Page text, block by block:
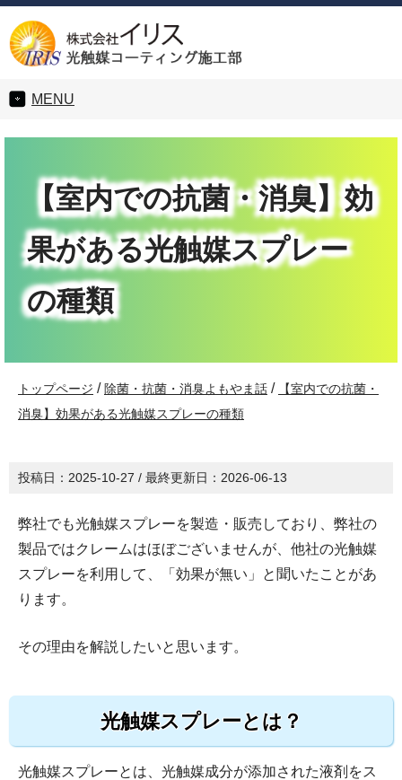
MENU
【室内での抗菌・消臭】効
果がある光触媒スプレー
の種類
トップページ / 除菌・抗菌・消臭よもやま話 /
【室内での抗菌・
消臭】効果がある光触媒スプレーの種類
投稿日： 2025-10-27 / 最終更新日： 2026-06-13
弊社でも光触媒スプレーを製造・販売しており、弊社の
製品ではクレームはほぼございませんが、他社の光触媒
スプレーを利用して、「効果が無い」と聞いたことがあ
ります。
その理由を解説したいと思います。
光触媒スプレーとは？
光触媒スプレーとは、光触媒成分が添加された液剤をス